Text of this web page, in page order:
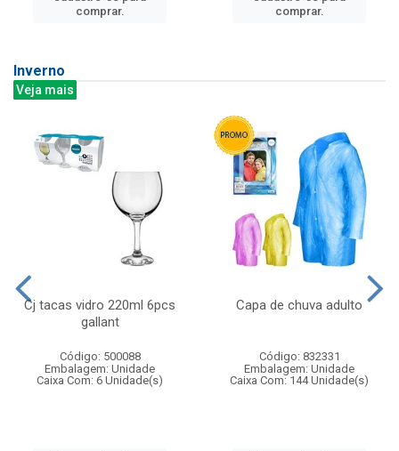
comprar.
comprar.
Inverno
Veja mais
Cj tacas vidro 220ml 6pcs
gallant
Código: 500088
Embalagem: Unidade
Caixa Com: 6 Unidade(s)
Capa de chuva adulto
Código: 832331
Embalagem: Unidade
Caixa Com: 144 Unidade(s)